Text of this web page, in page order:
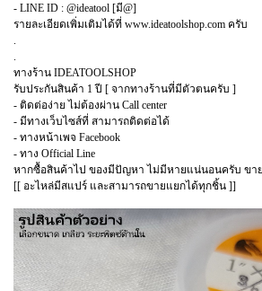
- LINE ID : @ideatool [มี@]
รายละเอียดเพิ่มเติมได้ที่ www.ideatoolshop.com ครับ
ทางร้าน IDEATOOLSHOP
รับประกันสินค้า 1 ปี [ จากทางร้านที่มีตัวตนครับ ]
- ติดต่อง่าย ไม่ต้องผ่าน Call center
- มีทางเว็บไซส์ที่ สามารถติดต่อได้
- ทางหน้าเพจ Facebook
- ทาง Official Line
หากซื้อสินค้าไป ของมีปัญหา ไม่มีหายแน่นอนครับ ขา
[[ อะไหล่มีสแปร์ และสามารถขายแยกได้ทุกชิ้น ]]